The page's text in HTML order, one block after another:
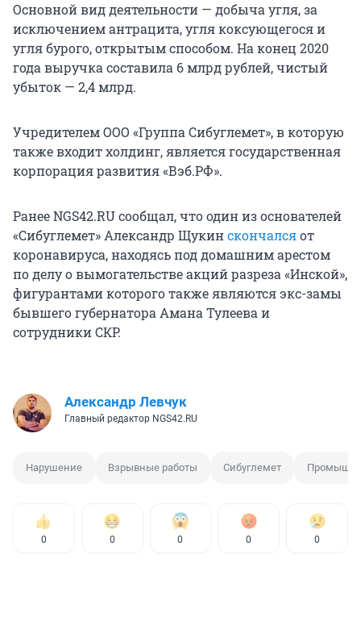
Основной вид деятельности — добыча угля, за
исключением антрацита, угля коксующегося и
угля бурого, открытым способом. На конец 2020
года выручка составила 6 млрд рублей, чистый
убыток — 2,4 млрд.
Учредителем ООО «Группа Сибуглемет», в которую
также входит холдинг, является государственная
корпорация развития «Вэб.РФ».
Ранее NGS42.RU сообщал, что один из основателей
«Сибуглемет» Александр Щукинскончалсяот
коронавируса, находясь под домашним арестом
по делу о вымогательстве акций разреза «Инской»,
фигурантами которого также являются экс-замы
бывшего губернатора Амана Тулеева и
сотрудники СКР.
Александр Левчук
Главный редактор NGS42.RU
Нарушение Взрывные работы Сибуглемет
0 0 0 0 0